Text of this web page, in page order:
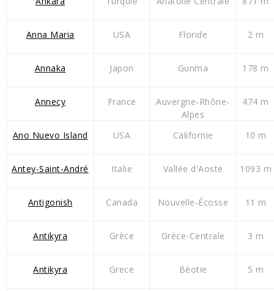
Anna Maria USA Floride 2 m
Annaka Japon Gunma 178 m
Annecy France
Auvergne-Rhône-
Alpes
474 m
Ano Nuevo Island USA Californie 10 m
Antey-Saint-André Italie Vallée d'Aoste 1093 m
Antigonish Canada Nouvelle-Écosse 11 m
Antikyra Grèce Grèce-Centrale 3 m
Antikyra Grece Béotie 5 m